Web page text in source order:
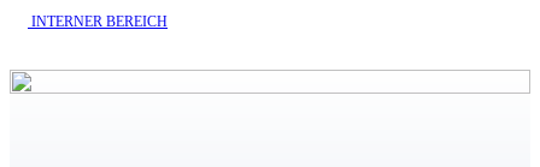
INTERNE​R BEREICH